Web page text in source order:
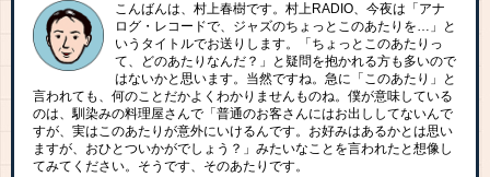
こんばんは、村上春樹です。村上RADIO、今夜は「アナ
ログ・レコードで、ジャズのちょっとこのあたりを…」と
いうタイトルでお送りします。「ちょっとこのあたりっ
て、どのあたりなんだ？」と疑問を抱かれる方も多いので
はないかと思います。当然ですね。急に「このあたり」と
言われても、何のことだかよくわかりませんものね。僕が意味している
のは、馴染みの料理屋さんで「普通のお客さんにはお出ししてないんで
すが、実はこのあたりが意外にいけるんです。お好みはあるかとは思い
ますが、おひとついかがでしょう？」みたいなことを言われたと想像し
てみてください。そうです、そのあたりです。